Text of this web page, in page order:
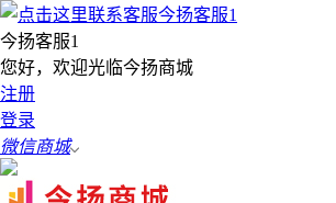
今扬客服1
您好，欢迎光临今扬商城
注册
登录
微信商城